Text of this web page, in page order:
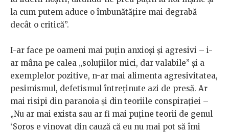
la cum putem aduce o îmbunătățire mai degrabă
decât o critică”.
I-ar face pe oameni mai puțin anxioși și agresivi – i-
ar mâna pe calea „soluțiilor mici, dar valabile” și a
exemplelor pozitive, n-ar mai alimenta agresivitatea,
pesimismul, defetismul întreținute azi de presă. Ar
mai risipi din paranoia și din teoriile conspirației –
„Nu ar mai exista sau ar fi mai puține teorii de genul
‘Soros e vinovat din cauză că eu nu mai pot să îmi